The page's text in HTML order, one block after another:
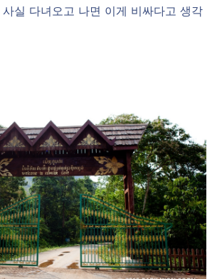
실 다녀오고 나면 이게 비싸다고 생각